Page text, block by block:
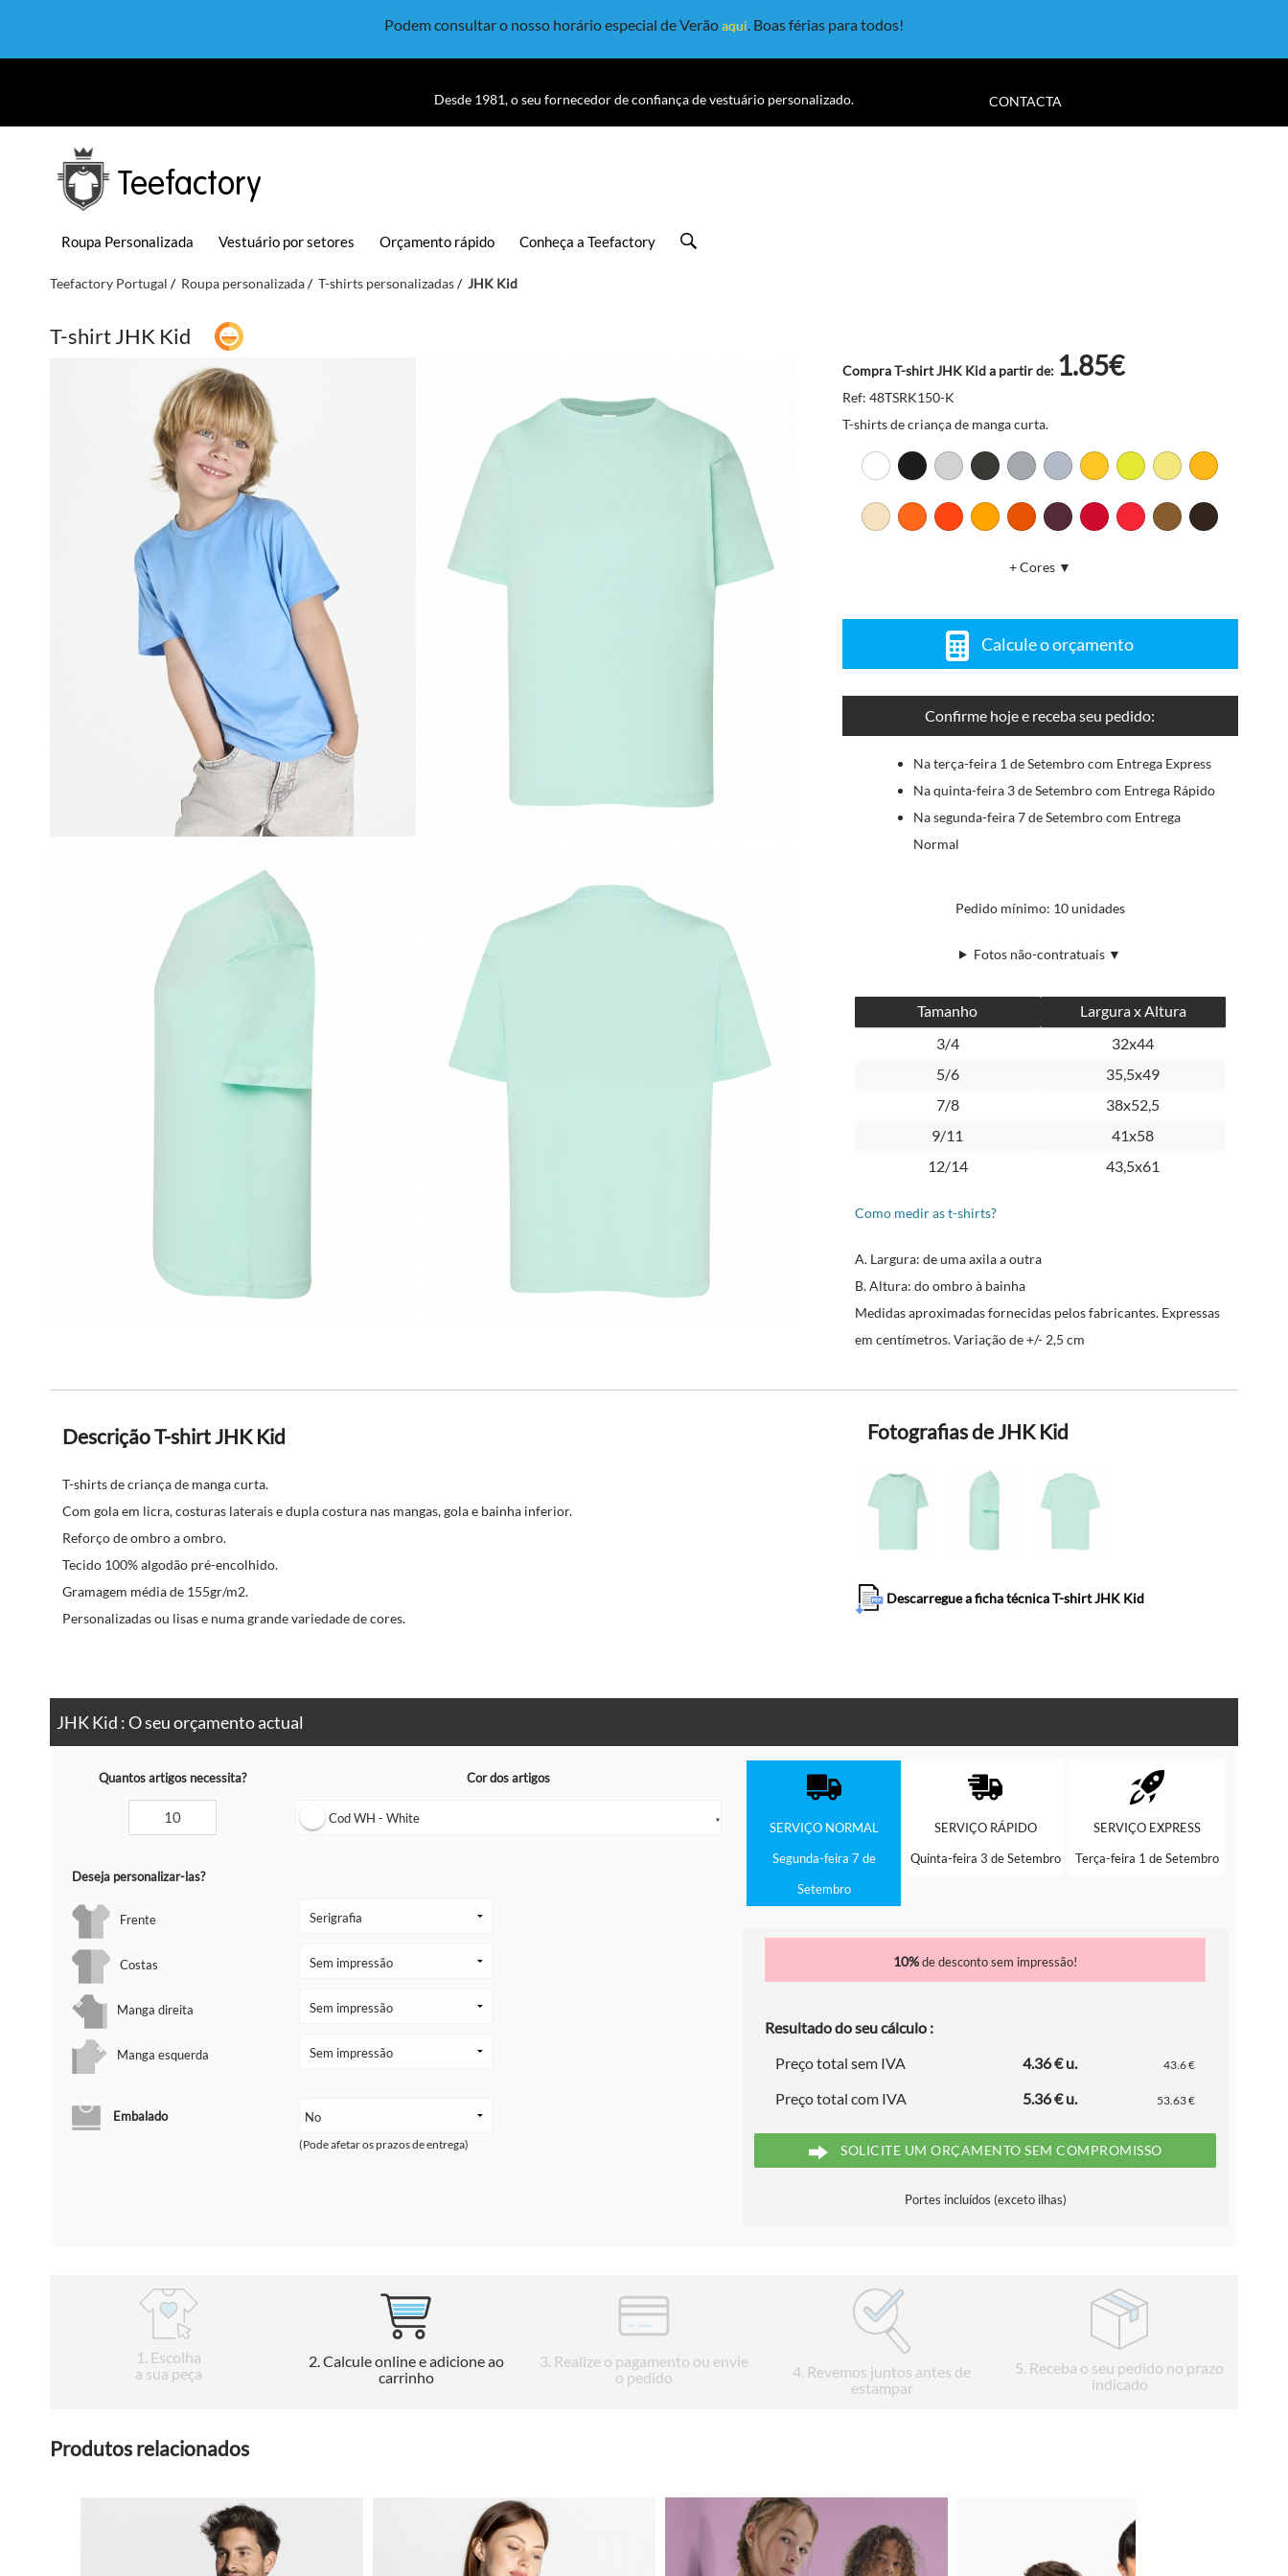
Podem consultar o nosso horário especial de Verãoaqui. Boas férias para todos!
Desde 1981, o seu fornecedor de confiança de vestuário personalizado. CONTACTA
Teefactory
Roupa Personalizada Vestuário por setores Orçamento rápido Conheça a Teefactory
Teefactory Portugal Roupa personalizada T-shirts personalizadas JHK Kid
T-shirt JHK Kid
Compra T-shirt JHK Kid a partir de: 1.85€
Ref: 48TSRK150-K
T-shirts de criança de manga curta.
+ Cores ▼
Calcule o orçamento
Confirme hoje e receba seu pedido:
Na terça-feira 1 de Setembro com Entrega Express
Na quinta-feira 3 de Setembro com Entrega Rápido
Na segunda-feira 7 de Setembro com Entrega
Normal
Pedido mínimo: 10 unidades
Fotos não-contratuais ▼
Tamanho
Largura x Altura
3/4
32x44
5/6
35,5x49
7/8
38x52,5
9/11
41x58
12/14
43,5x61
Como medir as t-shirts?
A. Largura: de uma axila a outra
B. Altura: do ombro à bainha
Medidas aproximadas fornecidas pelos fabricantes. Expressas
em centímetros. Variação de +/- 2,5 cm
Descrição T-shirt JHK Kid
T-shirts de criança de manga curta.
Com gola em licra, costuras laterais e dupla costura nas mangas, gola e bainha inferior.
Reforço de ombro a ombro.
Tecido 100% algodão pré-encolhido.
Gramagem média de 155gr/m2.
Personalizadas ou lisas e numa grande variedade de cores.
Fotografias de JHK Kid
Descarregue a ficha técnica T-shirt JHK Kid
JHK Kid : O seu orçamento actual
Quantos artigos necessita? Cor dos artigos
Cod WH - White ▼
Deseja personalizar-las?
Frente
Costas
Manga direita
Manga esquerda
Embalado
(Pode afetar os prazos de entrega)
SERVIÇO NORMAL
Segunda-feira 7 de
Setembro
SERVIÇO RÁPIDO
Quinta-feira 3 de Setembro
SERVIÇO EXPRESS
Terça-feira 1 de Setembro
10%de desconto sem impressão!
Resultado do seu cálculo :
Preço total sem IVA
4.36 € u. 43.6 €
Preço total com IVA 5.36 € u. 53.63 €
SOLICITE UM ORÇAMENTO SEM COMPROMISSO
Portes incluídos (exceto ilhas)
1 . Escolha
a sua peça
2 . Calcule online e adicione ao
carrinho
3 . Realize o pagamento ou envie
o pedido
4 . Revemos juntos antes de
estampar
5. Receba o seu pedido no prazo
indicado
Produtos relacionados